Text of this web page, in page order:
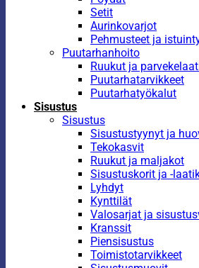
Setit
Aurinkovarjot
Pehmusteet ja
Puutarhanhoito
Ruukut ja
Puutarhatarvikkeet
Puutarhatyökalut
Sisustus
Sisustus
Sisustustyynyt ja
Tekokasvit
Ruukut ja maljakot
Sisustuskorit ja -
Lyhdyt
Kynttilät
Valosarjat ja
Kranssit
Piensisustus
Toimistotarvikkeet